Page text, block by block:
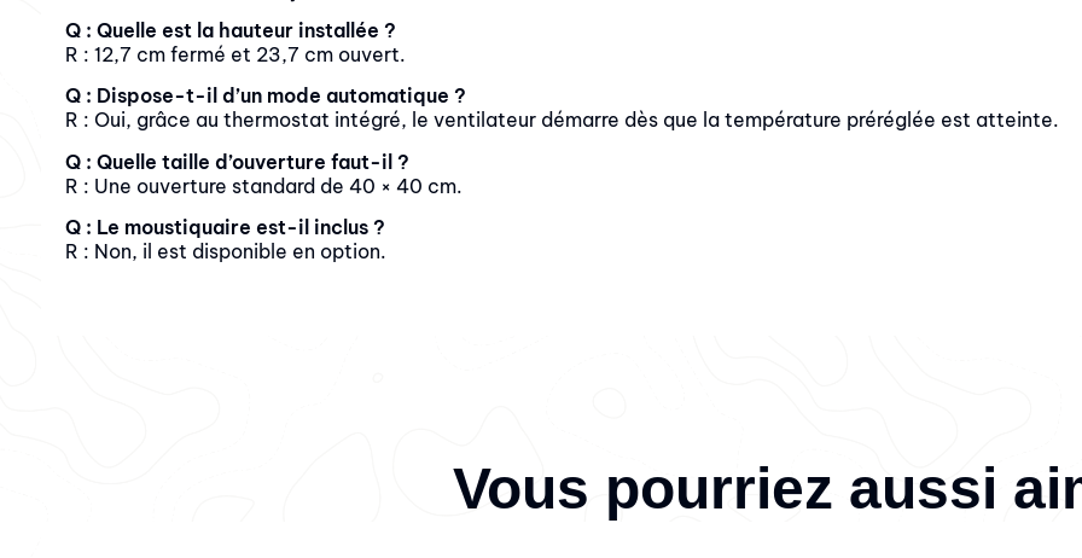
Q : Quelle est la hauteur installée ?
R : 12,7 cm fermé et 23,7 cm ouvert.
Q : Dispose-t-il d’un mode automatique ?
R : Oui, grâce au thermostat intégré, le ventilateur démarre dès que la température préréglée est atteinte.
Q : Quelle taille d’ouverture faut-il ?
R : Une ouverture standard de 40 × 40 cm.
Q : Le moustiquaire est-il inclus ?
R : Non, il est disponible en option.
Vous pourriez aussi